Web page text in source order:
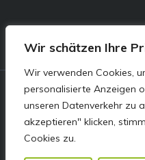
Wir schätzen Ihre
Wir verwenden Cookies,
personalisierte Anzeigen
unseren Datenverkehr zu
akzeptieren" klicken,
Cookies zu.
© E&S Motors GmbH,
Linzer Straße 83
Freistadt